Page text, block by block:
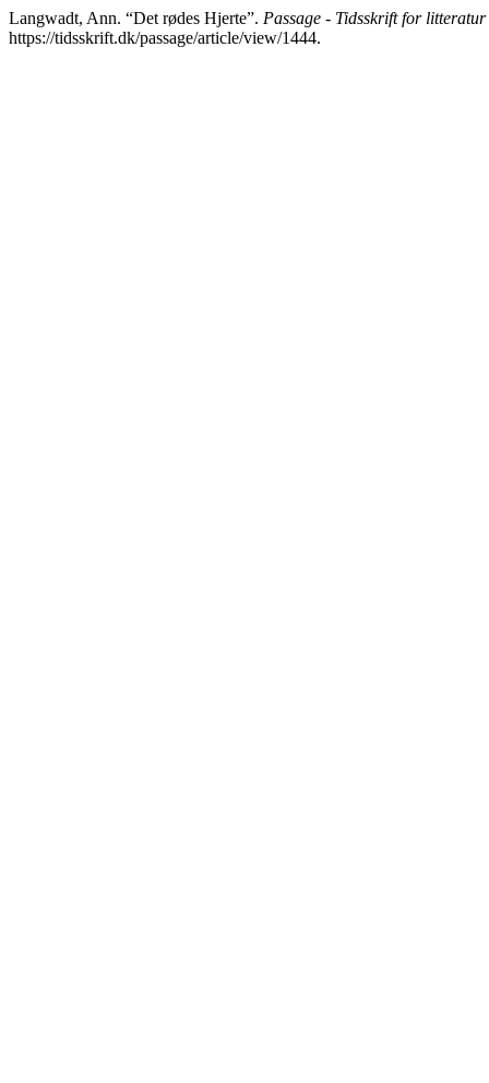
Langwadt, Ann. “Det rødes Hjerte”. Passage - Tidsskrift for
https://tidsskrift.dk/passage/article/view/1444.